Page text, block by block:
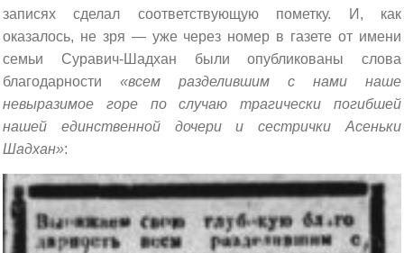
записях сделал соответствующую пометку. И, как
оказалось, не зря — уже через номер в газете от имени
семьи Суравич-Шадхан были опубликованы слова
благодарности «всем разделившим с нами наше
невыразимое горе по случаю трагически погибшей
нашей единственной дочери и сестрички Асеньки
Шадхан»: